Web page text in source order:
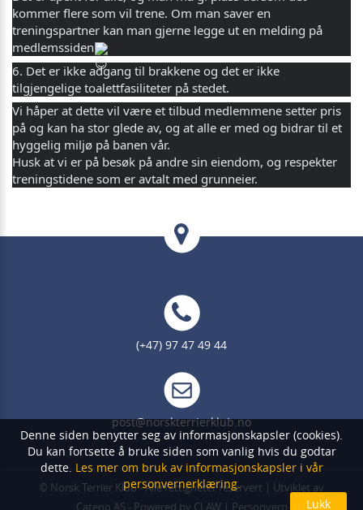
kommer flere som vil trene. Om man saver en
treningspartner kan man gjerne legge ut en melding på
medlemssiden
6. Det er ikke adgang til brakkene og det er ikke
tilgjengelige toalettfasiliteter på stedet.
Vi håper at dette vil være et tilbud medlemmene setter pris
på og kan ha stor glede av, og at alle er med og bidrar til et
hyggelig miljø på banen vår.
Husk at vi er på besøk på andre sin eiendom, og respekter
treningstidene som er avtalt med grunneier.
(+47) 97 47 49 44
post@norskterrierklub.no
© Norsk Terrier Klub- Alle rettigheter reservert | Utviklet av
Cateno AS - Powered by CLAW| Personvern
Denne siden benytter seg av informasjonskapsler (cookies).
Du kan fortsette å bruke siden som vanlig hvis du godtar
dette. Les mer om bruk av informasjonskapsler i vår
personvernerklæring.